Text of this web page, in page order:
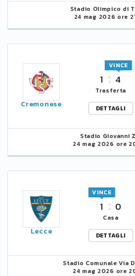
Stadio Olimpico di
24 mag 2026 ore
Cremonese
1 4
VINCE
Trasferta
DETTAGLI
Stadio Giovanni
24 mag 2026 ore
Lecce
1
VINCE
0
Casa
DETTAGLI
Stadio Comunale Via
24 mag 2026 ore